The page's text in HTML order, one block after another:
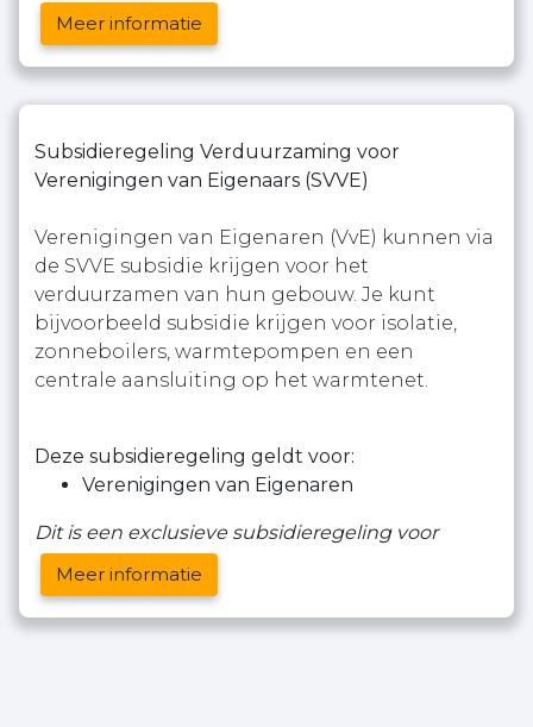
Meer informatie
Subsidieregeling Verduurzaming voor
Verenigingen van Eigenaars (SVVE)
Verenigingen van Eigenaren (VvE) kunnen via
de SVVE subsidie krijgen voor het
verduurzamen van hun gebouw. Je kunt
bijvoorbeeld subsidie krijgen voor isolatie,
zonneboilers, warmtepompen en een
centrale aansluiting op het warmtenet.
Deze subsidieregeling geldt voor:
Verenigingen van Eigenaren
Dit is een exclusieve subsidieregeling voor
Meer informatie